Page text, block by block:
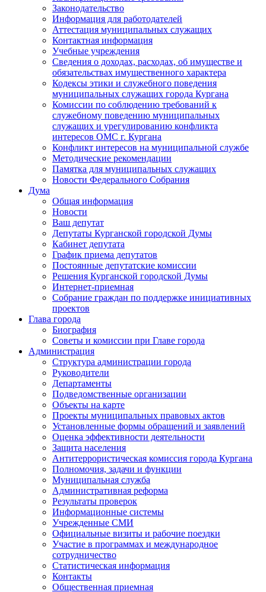
Законодательство
Информация для работодателей
Аттестация муниципальных служащих
Контактная информация
Учебные учреждения
Сведения о доходах, расходах, об имуществе и
обязательствах имущественного характера
Кодексы этики и служебного поведения
муниципальных служащих города Кургана
Комиссии по соблюдению требований к
служебному поведению муниципальных
служащих и урегулированию конфликта
интересов ОМС г. Кургана
Конфликт интересов на муниципальной службе
Методические рекомендации
Памятка для муниципальных служащих
Новости Федерального Cобрания
Дума
Общая информация
Новости
Ваш депутат
Депутаты Курганской городской Думы
Кабинет депутата
График приема депутатов
Постоянные депутатские комиссии
Решения Курганской городской Думы
Интернет-приемная
Собрание граждан по поддержке инициативных
проектов
Глава города
Биография
Советы и комиссии при Главе города
Администрация
Структура администрации города
Руководители
Департаменты
Подведомственные организации
Объекты на карте
Проекты муниципальных правовых актов
Установленные формы обращений и заявлений
Оценка эффективности деятельности
Защита населения
Антитеррористическая комиссия города Кургана
Полномочия, задачи и функции
Муниципальная служба
Административная реформа
Результаты проверок
Информационные системы
Учрежденные СМИ
Официальные визиты и рабочие поездки
Участие в программах и международное
сотрудничество
Статистическая информация
Контакты
Общественная приемная